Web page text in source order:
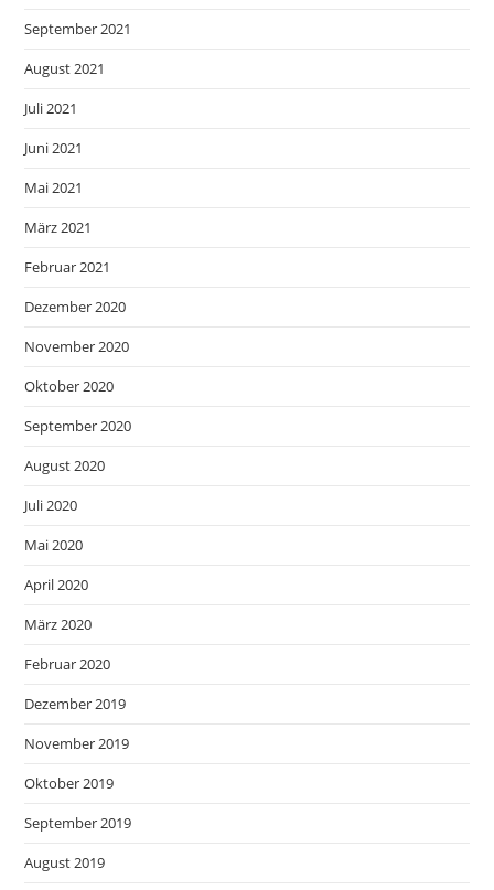
September 2021
August 2021
Juli 2021
Juni 2021
Mai 2021
März 2021
Februar 2021
Dezember 2020
November 2020
Oktober 2020
September 2020
August 2020
Juli 2020
Mai 2020
April 2020
März 2020
Februar 2020
Dezember 2019
November 2019
Oktober 2019
September 2019
August 2019